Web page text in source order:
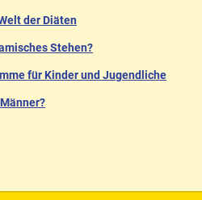
der Diäten
Stehen?
für Kinder und Jugendliche